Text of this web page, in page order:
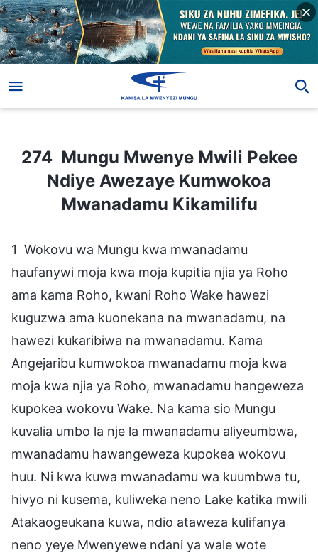
274 Mungu Mwenye Mwili Pekee
Ndiye Awezaye Kumwokoa
Mwanadamu Kikamilifu
1 Wokovu wa Mungu kwa mwanadamu
haufanywi moja kwa moja kupitia njia ya Roho
ama kama Roho, kwani Roho Wake hawezi
kuguzwa ama kuonekana na mwanadamu, na
hawezi kukaribiwa na mwanadamu. Kama
Angejaribu kumwokoa mwanadamu moja kwa
moja kwa njia ya Roho, mwanadamu hangeweza
kupokea wokovu Wake. Na kama sio Mungu
kuvalia umbo la nje la mwanadamu aliyeumbwa,
mwanadamu hawangeweza kupokea wokovu
huu. Ni kwa kuwa mwanadamu wa kuumbwa tu,
hivyo ni kusema, kuliweka neno Lake katika mwili
Atakaogeukana kuwa, ndio ataweza kulifanya
neno yeye Mwenyewe ndani ya wale wote